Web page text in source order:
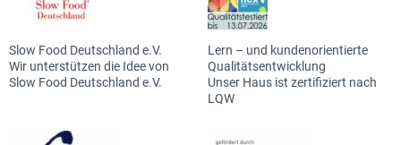
Slow Food Deutschland e.V.
Wir unterstützen die Idee von
Slow Food Deutschland e.V.
Lern – und kundenorientierte
Qualitätsentwicklung
Unser Haus ist zertifiziert nach
LQW